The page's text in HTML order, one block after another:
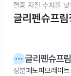
혈중 지질 수치를
글리펜슈프
글리펜슈프
성분페노피브레이